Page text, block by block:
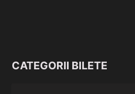
CATEGORII BILETE